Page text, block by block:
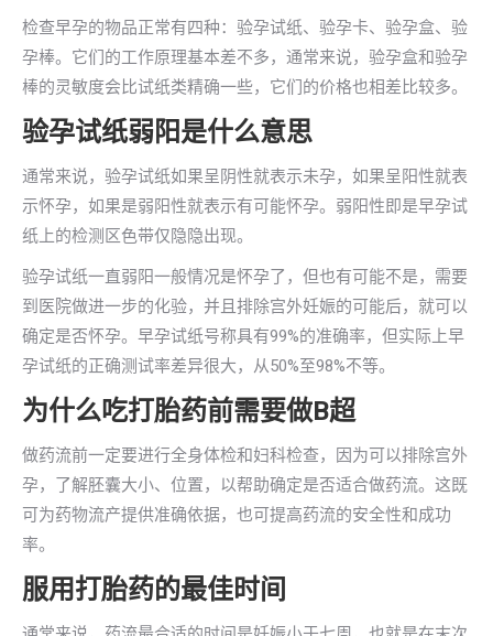
检查早孕的物品正常有四种：验孕试纸、验孕卡、验孕盒、验
孕棒。它们的工作原理基本差不多，通常来说，验孕盒和验孕
棒的灵敏度会比试纸类精确一些，它们的价格也相差比较多。
验孕试纸弱阳是什么意思
通常来说，验孕试纸如果呈阴性就表示未孕，如果呈阳性就表
示怀孕，如果是弱阳性就表示有可能怀孕。弱阳性即是早孕试
纸上的检测区色带仅隐隐出现。
验孕试纸一直弱阳一般情况是怀孕了，但也有可能不是，需要
到医院做进一步的化验，并且排除宫外妊娠的可能后，就可以
确定是否怀孕。早孕试纸号称具有99%的准确率，但实际上早
孕试纸的正确测试率差异很大，从50%至98%不等。
为什么吃打胎药前需要做B超
做药流前一定要进行全身体检和妇科检查，因为可以排除宫外
孕，了解胚囊大小、位置，以帮助确定是否适合做药流。这既
可为药物流产提供准确依据，也可提高药流的安全性和成功
率。
服用打胎药的最佳时间